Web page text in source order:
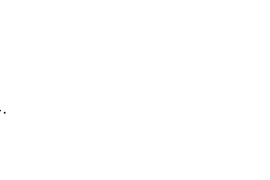
«علی‌صدپارا» به همراه «سیمون مورو» و « الکس تکسیکون» در سال ۲۰۱۶ موفق به نخستین صعود زمستانه نانگاپاربات شد.